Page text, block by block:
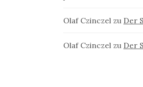
Olaf Czinczel zu Der
Olaf Czinczel zu Der